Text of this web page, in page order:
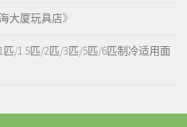
大厦玩具店》
匹/1.5匹/2匹/3匹/5匹/6匹制冷适用面